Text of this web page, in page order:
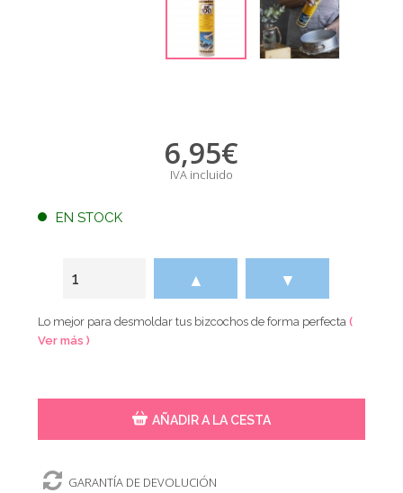
6,95€
IVA incluido
EN STOCK
▲ ▼
Lo mejor para desmoldar tus bizcochos de forma perfecta(
Ver más )
AÑADIR A LA CESTA
GARANTÍA DE DEVOLUCIÓN